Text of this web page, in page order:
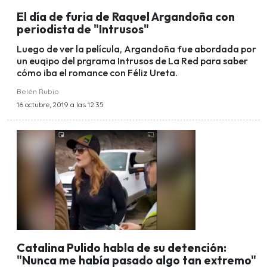
El día de furia de Raquel Argandoña con
periodista de "Intrusos"
Luego de ver la película, Argandoña fue abordada por
un euqipo del prgrama Intrusos de La Red para saber
cómo iba el romance con Féliz Ureta.
Belén Rubio
16 octubre, 2019 a las 12:35
Catalina Pulido habla de su detención:
"Nunca me había pasado algo tan extremo"